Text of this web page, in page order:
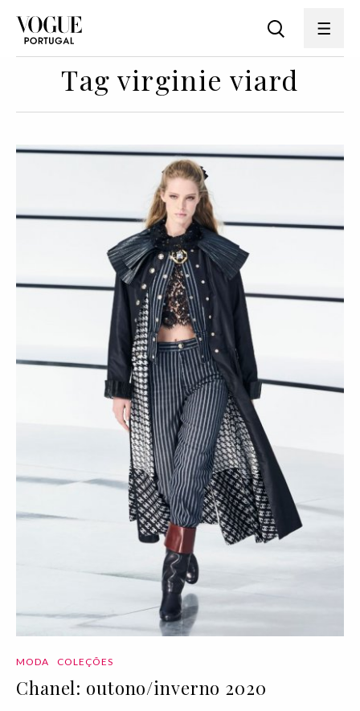
Tag virginie viard
MODA COLEÇÕES
Chanel: outono/inverno 2020